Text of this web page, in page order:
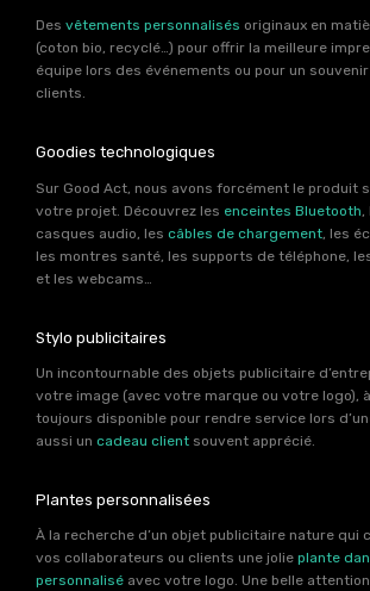
Des vêtements personnalisés originaux en
(coton bio, recyclé…) pour offrir la meilleure
équipe lors des événements ou pour un
clients.
Goodies technologiques
Sur Good Act, nous avons forcément le produit
votre projet. Découvrez les enceintes Bluetooth
casques audio, les câbles de chargement , les
les montres santé, les supports de téléphone,
et les webcams…
Stylo publicitaires
Un incontournable des objets publicitaire
votre image (avec votre marque ou votre logo),
toujours disponible pour rendre service lors
aussi un cadeau client souvent apprécié.
Plantes personnalisées
À la recherche d’un objet publicitaire nature qui
vos collaborateurs ou clients une jolie plante
personnalisé avec votre logo. Une belle